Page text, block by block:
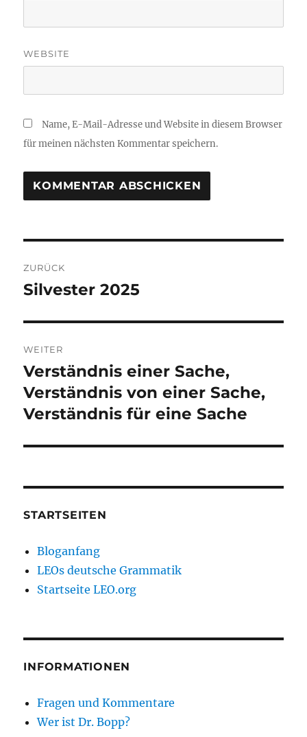
WEBSITE
Name, E-Mail-Adresse und Website in diesem Browser
für meinen nächsten Kommentar speichern.
ZURÜCK
Vorheriger
Silvester 2025
WEITER
Nächster
Beitrag:
Verständnis einer Sache,
Verständnis von einer Sache,
Verständnis für eine Sache
STARTSEITEN
Bloganfang
LEOs deutsche Grammatik
Startseite LEO.org
INFORMATIONEN
Fragen und Kommentare
Wer ist Dr. Bopp?